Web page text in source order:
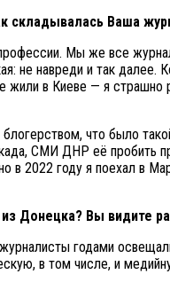
Ваша
Мы же все
не навреди и так
жили в Киеве — я
что было
СМИ ДНР её пробить
в 2022 году я поехал
Донецка? Вы видите
годами
в том числе, и